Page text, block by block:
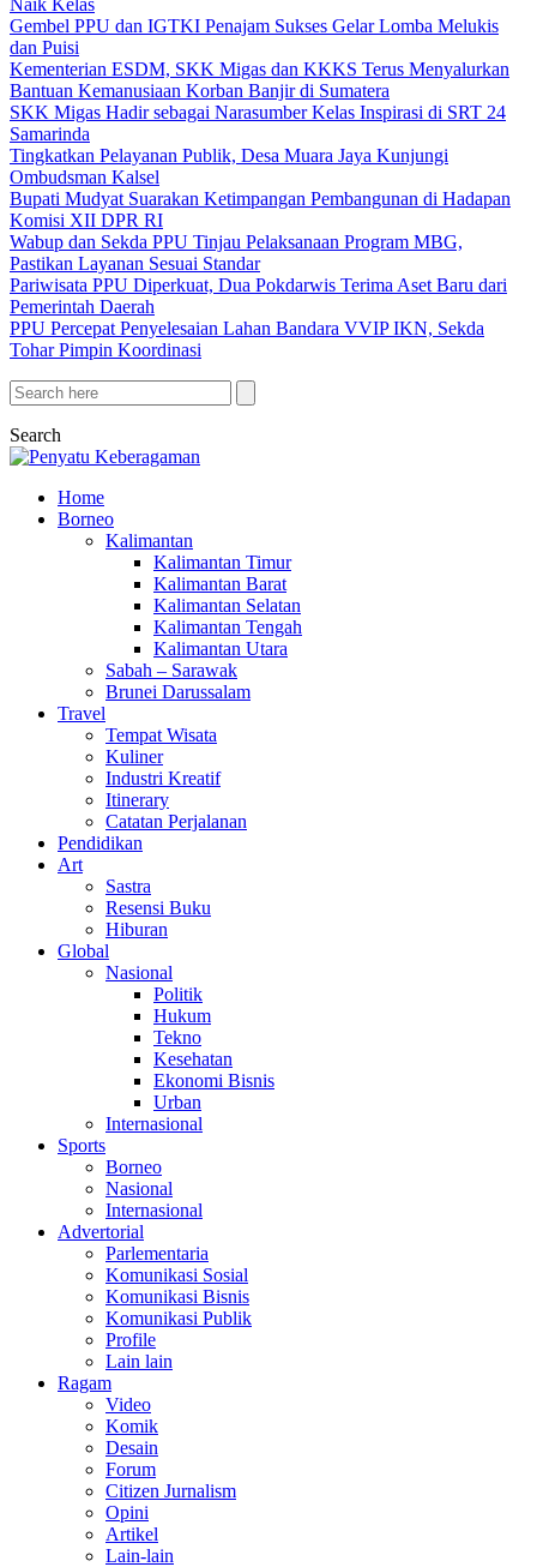
Naik Kelas
Gembel PPU dan IGTKI Penajam Sukses Gelar Lomba Melukis
dan Puisi
Kementerian ESDM, SKK Migas dan KKKS Terus Menyalurkan
Bantuan Kemanusiaan Korban Banjir di Sumatera
SKK Migas Hadir sebagai Narasumber Kelas Inspirasi di SRT 24
Samarinda
Tingkatkan Pelayanan Publik, Desa Muara Jaya Kunjungi
Ombudsman Kalsel
Bupati Mudyat Suarakan Ketimpangan Pembangunan di Hadapan
Komisi XII DPR RI
Wabup dan Sekda PPU Tinjau Pelaksanaan Program MBG,
Pastikan Layanan Sesuai Standar
Pariwisata PPU Diperkuat, Dua Pokdarwis Terima Aset Baru dari
Pemerintah Daerah
PPU Percepat Penyelesaian Lahan Bandara VVIP IKN, Sekda
Tohar Pimpin Koordinasi
Search
Home
Borneo
Kalimantan
Kalimantan Timur
Kalimantan Barat
Kalimantan Selatan
Kalimantan Tengah
Kalimantan Utara
Sabah – Sarawak
Brunei Darussalam
Travel
Tempat Wisata
Kuliner
Industri Kreatif
Itinerary
Catatan Perjalanan
Pendidikan
Art
Sastra
Resensi Buku
Hiburan
Global
Nasional
Politik
Hukum
Tekno
Kesehatan
Ekonomi Bisnis
Urban
Internasional
Sports
Borneo
Nasional
Internasional
Advertorial
Parlementaria
Komunikasi Sosial
Komunikasi Bisnis
Komunikasi Publik
Profile
Lain lain
Ragam
Video
Komik
Desain
Forum
Citizen Jurnalism
Opini
Artikel
Lain-lain